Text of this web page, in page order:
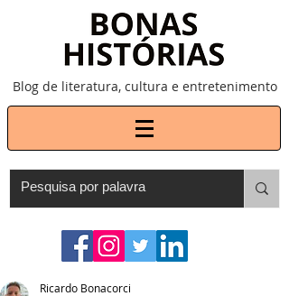
Blog de literatura, cultura e entretenimento
Ricardo Bonacorci